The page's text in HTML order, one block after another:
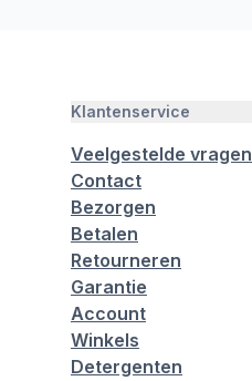
Klantenservice
Veelgestelde vragen
Contact
Bezorgen
Betalen
Retourneren
Garantie
Account
Winkels
Detergenten